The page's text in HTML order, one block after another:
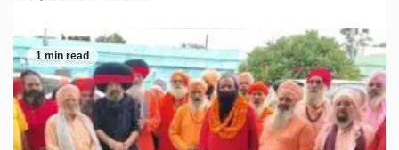
1 min read